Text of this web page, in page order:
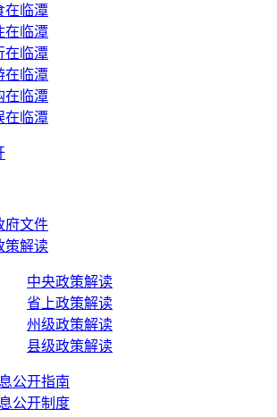
在临潭
在临潭
在临潭
在临潭
在临潭
在临潭
府文件
策解读
中央政策解读
省上政策解读
州级政策解读
县级政策解读
公开指南
公开制度